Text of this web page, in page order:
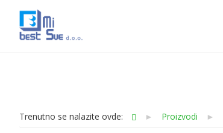
Trenutno se nalazite ovde: ► Proizvodi ►